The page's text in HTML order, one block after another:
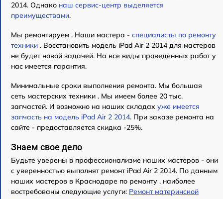
2014. Однако наш сервис-центр выделяется
преимуществами.
Мы ремонтируем . Наши мастера - специалисты по ремонту
техники . Восстановить модель iPad Air 2 2014 для мастеров
не будет новой задачей. На все виды проведенных работ у
нас имеется гарантия.
Минимальные сроки выполнения ремонта. Мы большая
сеть мастерских техники . Мы имеем более 20 тыс.
запчастей. И возможно на наших складах уже имеется
запчасть на модель iPad Air 2 2014. При заказе ремонта на
сайте - предоставляется скидка -25%.
Знаем свое дело
Будьте уверены в профессионализме наших мастеров - они
с уверенностью выполнят ремонт iPad Air 2 2014. По данным
наших мастеров в Краснодаре по ремонту , наиболее
востребованы следующие услуги: Ремонт материнской